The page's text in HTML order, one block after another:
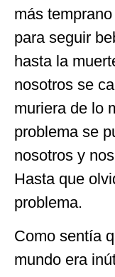
más
para seguir
hasta la
nosotros se
muriera de lo
problema se
nosotros y
Hasta que
problema.
Como sentía
mundo era